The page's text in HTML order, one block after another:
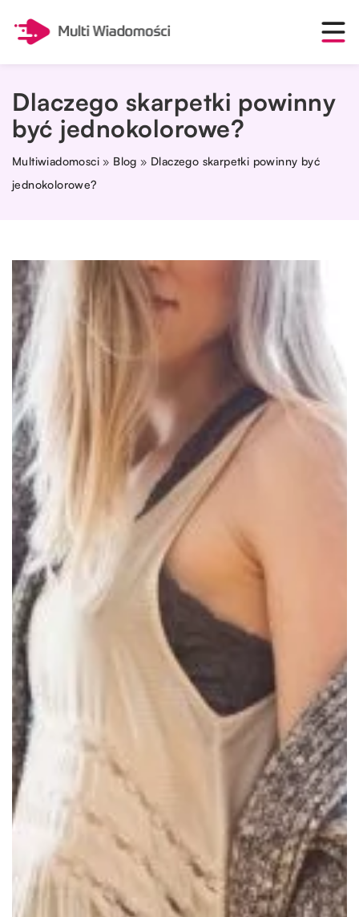
Dlaczego skarpetki powinny
być jednokolorowe?
Multiwiadomosci » Blog » Dlaczego skarpetki powinny być
jednokolorowe?